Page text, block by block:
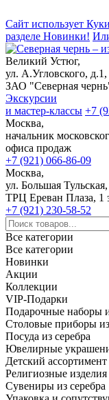
Сайт использует
разделе Новинки!
Великий Устюг,
ул. А.Угловского, д.1,
ЗАО "Северная
Экскурсии
и мастер-классы +7
Москва,
начальник
офиса продаж
+7 (921) 066-86-09
Москва,
ул. Большая
ТРЦ Ереван Плаза, 1
+7 (921) 230-58-52
Все категории
Все категории
Новинки
Акции
Коллекции
VIP-Подарки
Подарочные наборы
Столовые приборы из
Посуда из серебра
Ювелирные
Детский ассортимент
Религиозные изделия
Сувениры из серебра